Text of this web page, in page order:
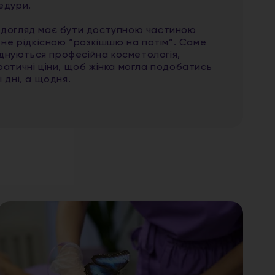
має бути доступною частиною
не рідкісною “розкішшю на потім”. Саме
професійна косметологія,
ціни, щоб жінка могла подобатись
дні, а щодня.